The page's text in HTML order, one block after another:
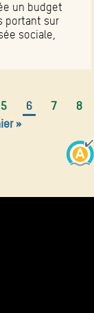
un budget
portant sur
sociale,
Page
5
Page
6 Page
7
8
»